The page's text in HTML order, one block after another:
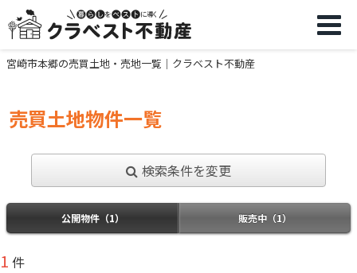
宮崎市本郷の売買土地・売地一覧｜クラベスト不動産
売買土地物件一覧
検索条件を変更
公開物件（1） 販売中（1）
1 件